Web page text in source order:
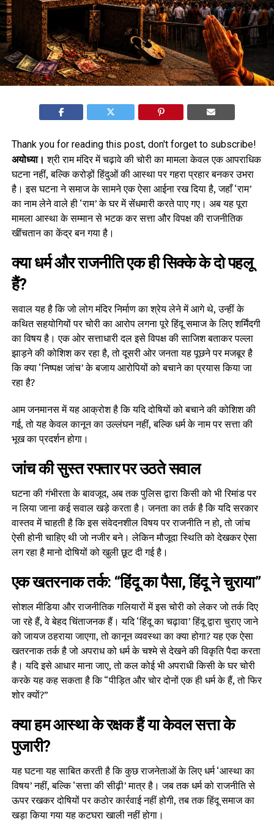
Thank you for reading this post, don't forget to subscribe!
अयोध्या। श्री राम मंदिर में चढ़ावे की चोरी का मामला केवल एक आपराधिक
घटना नहीं, बल्कि करोड़ों हिंदुओं की आस्था पर गहरा प्रहार बनकर उभरा
है। इस घटना ने समाज के सामने एक ऐसा आईना रख दिया है, जहाँ ‘राम’
का नाम लेने वाले ही ‘राम’ के घर में सेंधमारी करते पाए गए। अब यह पूरा
मामला आस्था के सम्मान से भटक कर सत्ता और विपक्ष की राजनीतिक
खींचतान का केंद्र बन गया है।
क्या धर्म और राजनीति एक ही सिक्के के दो पहलू
हैं?
सवाल यह है कि जो लोग मंदिर निर्माण का श्रेय लेने में आगे थे, उन्हीं के
कथित सहयोगियों पर चोरी का आरोप लगना पूरे हिंदू समाज के लिए शर्मिंदगी
का विषय है। एक ओर सत्ताधारी दल इसे विपक्ष की साजिश बताकर पल्ला
झाड़ने की कोशिश कर रहा है, तो दूसरी ओर जनता यह पूछने पर मजबूर है
कि क्या ‘निष्पक्ष जांच’ के बजाय आरोपियों को बचाने का प्रयास किया जा
रहा है?
आम जनमानस में यह आक्रोश है कि यदि दोषियों को बचाने की कोशिश की
गई, तो यह केवल कानून का उल्लंघन नहीं, बल्कि धर्म के नाम पर सत्ता की
भूख का प्रदर्शन होगा।
जांच की सुस्त रफ्तार पर उठते सवाल
घटना की गंभीरता के बावजूद, अब तक पुलिस द्वारा किसी को भी रिमांड पर
न लिया जाना कई सवाल खड़े करता है। जनता का तर्क है कि यदि सरकार
वास्तव में चाहती है कि इस संवेदनशील विषय पर राजनीति न हो, तो जांच
ऐसी होनी चाहिए थी जो नजीर बने। लेकिन मौजूदा स्थिति को देखकर ऐसा
लग रहा है मानो दोषियों को खुली छूट दी गई है।
एक खतरनाक तर्क: “हिंदू का पैसा, हिंदू ने चुराया”
सोशल मीडिया और राजनीतिक गलियारों में इस चोरी को लेकर जो तर्क दिए
जा रहे हैं, वे बेहद चिंताजनक हैं। यदि ‘हिंदू का चढ़ावा’ हिंदू द्वारा चुराए जाने
को जायज ठहराया जाएगा, तो कानून व्यवस्था का क्या होगा? यह एक ऐसा
खतरनाक तर्क है जो अपराध को धर्म के चश्मे से देखने की विकृति पैदा करता
है। यदि इसे आधार माना जाए, तो कल कोई भी अपराधी किसी के घर चोरी
करके यह कह सकता है कि “पीड़ित और चोर दोनों एक ही धर्म के हैं, तो फिर
शोर क्यों?”
क्या हम आस्था के रक्षक हैं या केवल सत्ता के
पुजारी?
यह घटना यह साबित करती है कि कुछ राजनेताओं के लिए धर्म ‘आस्था का
विषय’ नहीं, बल्कि ‘सत्ता की सीढ़ी’ मात्र है। जब तक धर्म को राजनीति से
ऊपर रखकर दोषियों पर कठोर कार्रवाई नहीं होगी, तब तक हिंदू समाज का
खड़ा किया गया यह कटघरा खाली नहीं होगा।